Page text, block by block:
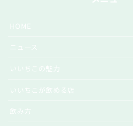
HOME
ニュース
いいちこの魅力
いいちこが飲める店
飲み方